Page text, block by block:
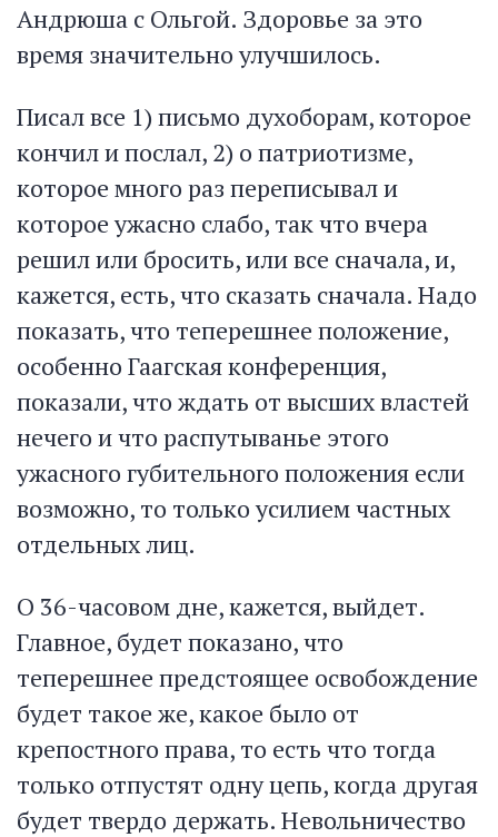
Андрюша с Ольгой. Здоровье за это
время значительно улучшилось.
Писал все 1) письмо духоборам, которое
кончил и послал, 2) о патриотизме,
которое много раз переписывал и
которое ужасно слабо, так что вчера
решил или бросить, или все сначала, и,
кажется, есть, что сказать сначала. Надо
показать, что теперешнее положение,
особенно Гаагская конференция,
показали, что ждать от высших властей
нечего и что распутыванье этого
ужасного губительного положения если
возможно, то только усилием частных
отдельных лиц.
О 36-часовом дне, кажется, выйдет.
Главное, будет показано, что
теперешнее предстоящее освобождение
будет такое же, какое было от
крепостного права, то есть что тогда
только отпустят одну цепь, когда другая
будет твердо держать. Невольничество